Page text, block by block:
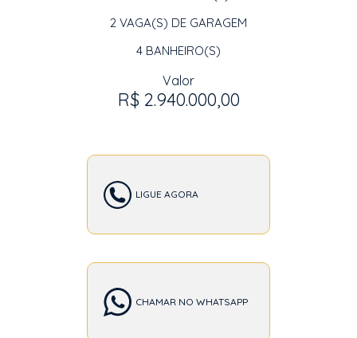
2 VAGA(S) DE GARAGEM
4 BANHEIRO(S)
Valor
R$ 2.940.000,00
LIGUE AGORA
CHAMAR NO WHATSAPP